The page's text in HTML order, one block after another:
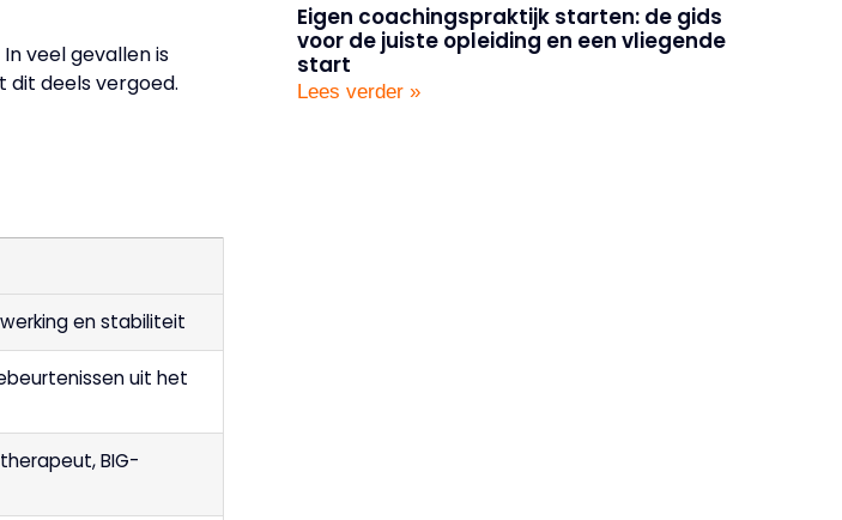
veel gevallen is
dit deels vergoed.
en stabiliteit
uit het
BIG-
Eigen coachingspraktijk starten: de gids
voor de juiste opleiding en een vliegende
start
Lees verder »